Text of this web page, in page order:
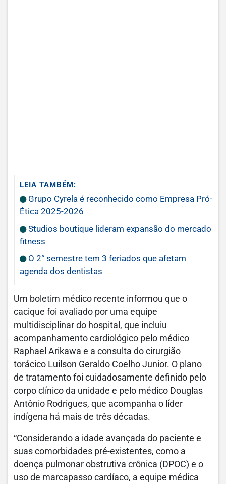
LEIA TAMBÉM:
Grupo Cyrela é reconhecido como Empresa Pró-
Ética 2025-2026
Studios boutique lideram expansão do mercado
fitness
O 2° semestre tem 3 feriados que afetam
agenda dos dentistas
Um boletim médico recente informou que o
cacique foi avaliado por uma equipe
multidisciplinar do hospital, que incluiu
acompanhamento cardiológico pelo médico
Raphael Arikawa e a consulta do cirurgião
torácico Luilson Geraldo Coelho Junior. O plano
de tratamento foi cuidadosamente definido pelo
corpo clínico da unidade e pelo médico Douglas
Antônio Rodrigues, que acompanha o líder
indígena há mais de três décadas.
“Considerando a idade avançada do paciente e
suas comorbidades pré-existentes, como a
doença pulmonar obstrutiva crônica (DPOC) e o
uso de marcapasso cardíaco, a equipe médica